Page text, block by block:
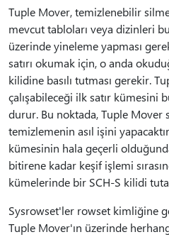
Tuple Mover, temizlenebilir
mevcut tabloları veya dizinleri
üzerinde yineleme yapması
satırı okumak için, o anda
kilidine basılı tutması gerekir.
çalışabileceği ilk satır kümesini
durur. Bu noktada, Tuple Mover
temizlemenin asıl işini
kümesinin hala geçerli
bitirene kadar keşif işlemi
kümelerinde bir SCH-S kilidi
Sysrowset'ler rowset kimliğine
Tuple Mover'ın üzerinde